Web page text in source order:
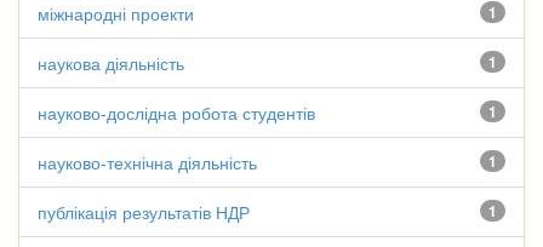
1
міжнародні проекти
1
наукова діяльність
1
науково-дослідна робота студентів
1
науково-технічна діяльність
1
публікація результатів НДР